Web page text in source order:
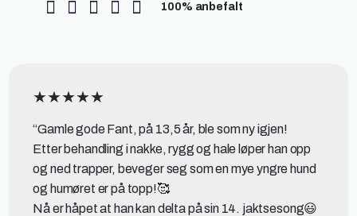
100% anbefalt
“Gamle gode Fant, på 13,5 år, ble som ny igjen!
Etter behandling i nakke, rygg og hale løper han opp
og ned trapper, beveger seg som en mye yngre hund
og humøret er på topp!🥰
Nå er håpet at han kan delta på sin 14. jaktsesong😃